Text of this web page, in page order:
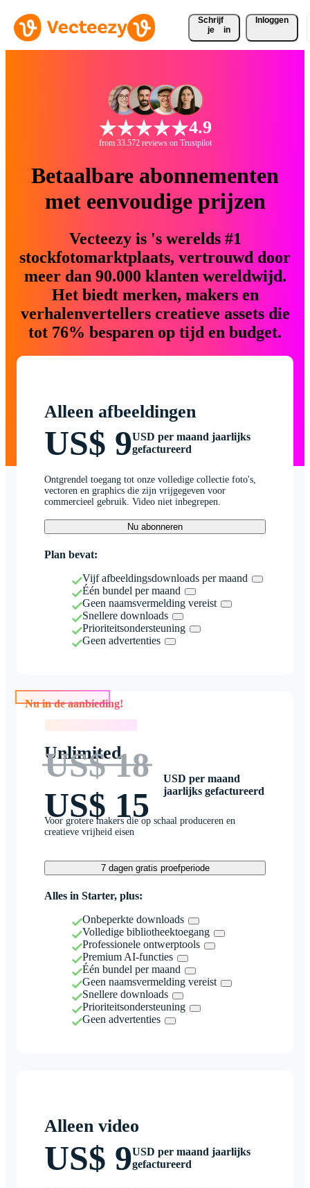
Schrijf
je
in
Inloggen
4.9
from 33.572 reviews on Trustpilot
Betaalbare abonnementen
met eenvoudige prijzen
Vecteezy is 's werelds #1
stockfotomarktplaats, vertrouwd door
meer dan 90.000 klanten wereldwijd.
Het biedt merken, makers en
verhalenvertellers creatieve assets die
tot 76% besparen op tijd en budget.
Alleen afbeeldingen
US$ 9USD per maand jaarlijks
gefactureerd
Ontgrendel toegang tot onze volledige collectie foto's,
vectoren en graphics die zijn vrijgegeven voor
commercieel gebruik. Video niet inbegrepen.
Nu abonneren
Plan bevat:
Vijf afbeeldingsdownloads per maand
Één bundel per maand
Geen naamsvermelding vereist
Snellere downloads
Prioriteitsondersteuning
Geen advertenties
Nu in de aanbieding!
Unlimited
US$ 18
US$ 15
USD per maand
jaarlijks gefactureerd
Voor grotere makers die op schaal produceren en
creatieve vrijheid eisen
7 dagen gratis proefperiode
Alles in Starter, plus:
Onbeperkte downloads
Volledige bibliotheektoegang
Professionele ontwerptools
Premium AI-functies
Één bundel per maand
Geen naamsvermelding vereist
Snellere downloads
Prioriteitsondersteuning
Geen advertenties
Alleen video
US$ 9USD per maand jaarlijks
gefactureerd